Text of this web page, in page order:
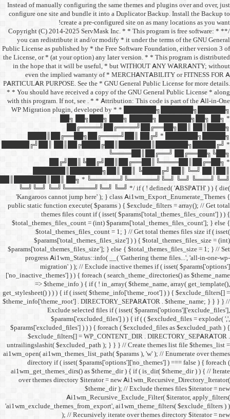
Instead of manually
configure one site and
create a
/** * Copyright (C) 2014-
you can redistribute it
Public License as published
the License, or * (at your
in the hope that it will
even the implied
PARTICULAR PURPOSE.
* * You should have
with this program. If not,
WP Migration plugin,
██╗
██████╔╝██║
██║███████║██║ ██╗
╚═╝╚═╝
'Kangaroos cannot
public static function
themes files
progress
migration' ) ); //
['no_inactive_themes'] ) ) {
=> $theme_info )
get_stylesheet() ) ) ) { if (
$theme_info['theme_root'] .
Exclude
$params['excluded_files']
$exclude_filters[] =
untrailingslashit(
ai1wm_open(
directory if ( isset(
over themes directory
); //